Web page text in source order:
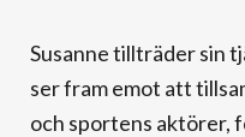
Susanne tillträder sin
ser fram emot att
och sportens aktörer,